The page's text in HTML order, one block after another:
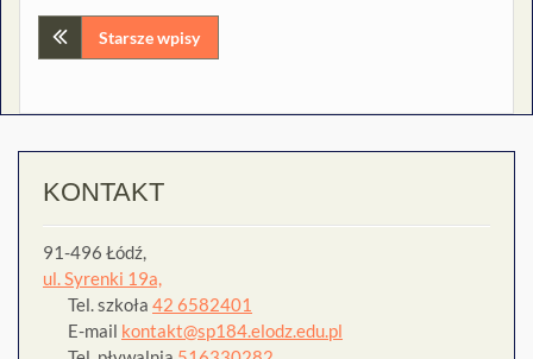
Nawigacja
wpisach
Starsze wpisy
KONTAKT
91-496 Łódź,
ul. Syrenki 19a,
Tel. szkoła 42 6582401
E-mail kontakt@sp184.elodz.edu.pl